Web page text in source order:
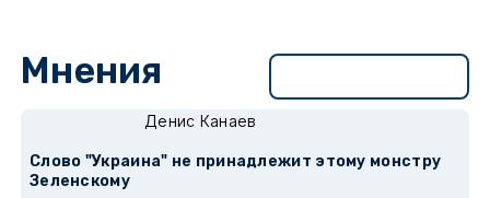
Мнения
Денис Канаев
Слово "Украина" не принадлежит этому монстру
Зеленскому